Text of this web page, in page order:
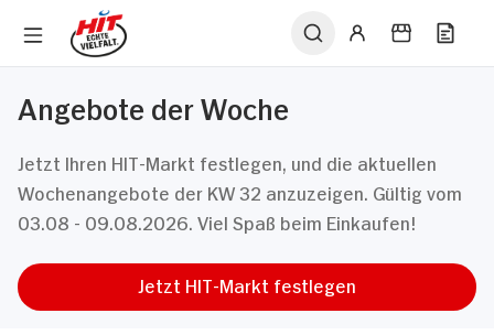
Angebote der Woche
Jetzt Ihren HIT-Markt festlegen, und die aktuellen
Wochenangebote der KW 32 anzuzeigen. Gültig vom
03.08 - 09.08.2026. Viel Spaß beim Einkaufen!
Jetzt HIT-Markt festlegen